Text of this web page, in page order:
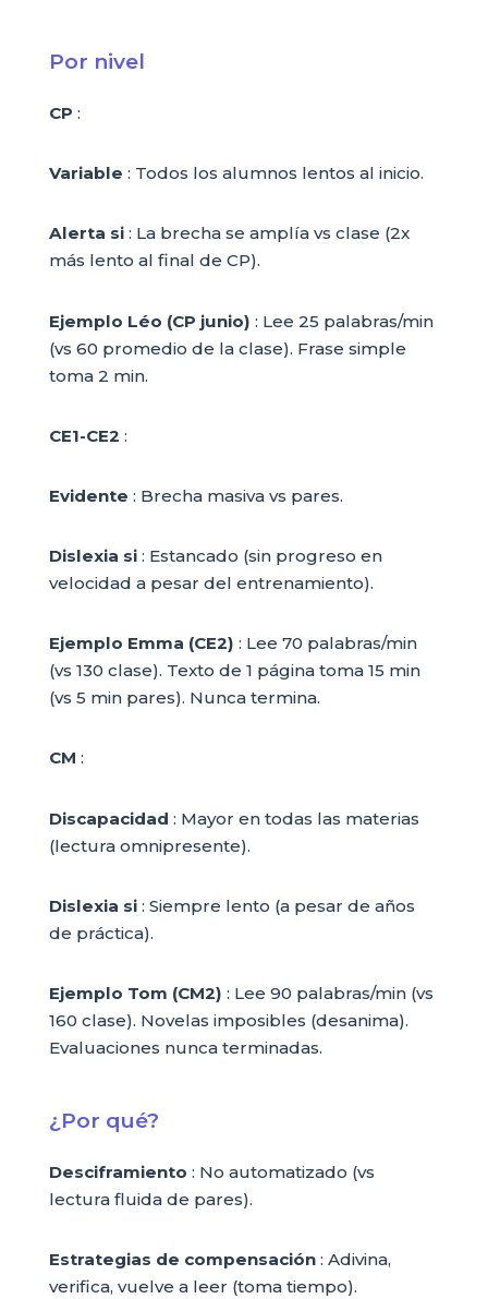
Por nivel
CP :
Variable : Todos los alumnos lentos al inicio.
Alerta si: La brecha se amplía vs clase (2x
más lento al final de CP).
Ejemplo Léo (CP junio) : Lee 25 palabras/min
(vs 60 promedio de la clase). Frase simple
toma 2 min.
CE1-CE2 :
Evidente : Brecha masiva vs pares.
Dislexia si: Estancado (sin progreso en
velocidad a pesar del entrenamiento).
Ejemplo Emma (CE2) : Lee 70 palabras/min
(vs 130 clase). Texto de 1 página toma 15 min
(vs 5 min pares). Nunca termina.
CM :
Discapacidad : Mayor en todas las materias
(lectura omnipresente).
Dislexia si: Siempre lento (a pesar de años
de práctica).
Ejemplo Tom (CM2) : Lee 90 palabras/min (vs
160 clase). Novelas imposibles (desanima).
Evaluaciones nunca terminadas.
¿Por qué?
Desciframiento : No automatizado (vs
lectura fluida de pares).
Estrategias de compensación: Adivina,
verifica, vuelve a leer (toma tiempo).